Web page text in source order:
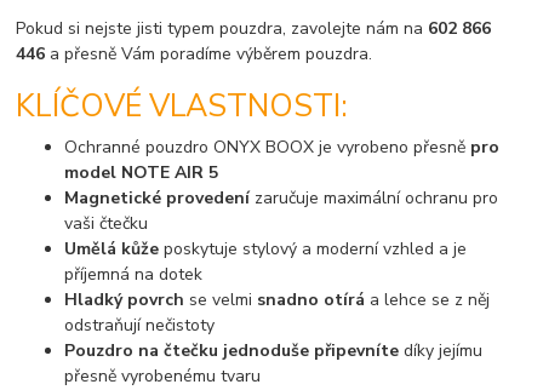
Pokud si nejste jisti typem pouzdra, zavolejte nám na 602 866
446 a přesně Vám poradíme výběrem pouzdra.
KLÍČOVÉ VLASTNOSTI:
Ochranné pouzdro ONYX BOOX je vyrobeno přesně pro
model NOTE AIR 5
Magnetické provedenízaručuje maximální ochranu pro
vaši čtečku
Umělá kůže poskytuje stylový a moderní vzhled a je
příjemná na dotek
Hladký povrch se velmi snadno otírá a lehce se z něj
odstraňují nečistoty
Pouzdro na čtečku jednoduše připevníte díky jejímu
přesně vyrobenému tvaru